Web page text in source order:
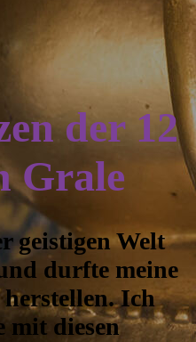
der 12
Grale
geistigen Welt
und durfte meine
herstellen. Ich
mit diesen